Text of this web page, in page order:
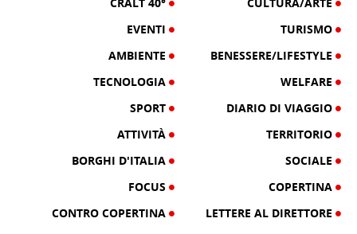
EVENTI
TURISMO
AMBIENTE
BENESSERE/LIFESTYLE
TECNOLOGIA
WELFARE
SPORT
DIARIO DI VIAGGIO
ATTIVITÀ
TERRITORIO
BORGHI D'ITALIA
SOCIALE
FOCUS
COPERTINA
CONTRO COPERTINA
LETTERE AL DIRETTORE